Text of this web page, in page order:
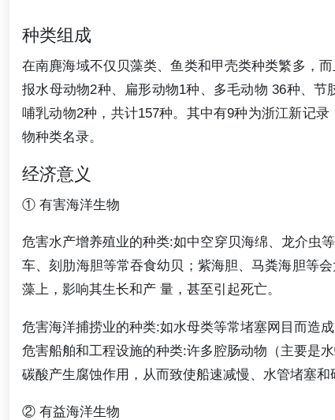
种类组成
在南麂海域不仅贝藻类、鱼类和甲壳类种类繁多，
报水母动物2种、扁形动物1种、多毛动物 36种、
哺乳动物2种，共计157种。其中有9种为浙江新记
物种类名录。
经济意义
① 有害海洋生物
危害水产增养殖业的种类:如中空穿贝海绵、龙介虫
车、刻肋海胆等常吞食幼贝；紫海胆、马粪海胆等
藻上，影响其生长和产 量，甚至引起死亡。
危害海洋捕捞业的种类:如水母类等常堵塞网目而造成
危害船舶和工程设施的种类:许多腔肠动物（主要是
碳酸产生腐蚀作用，从而致使船速减慢、水管堵塞和
② 有益海洋生物